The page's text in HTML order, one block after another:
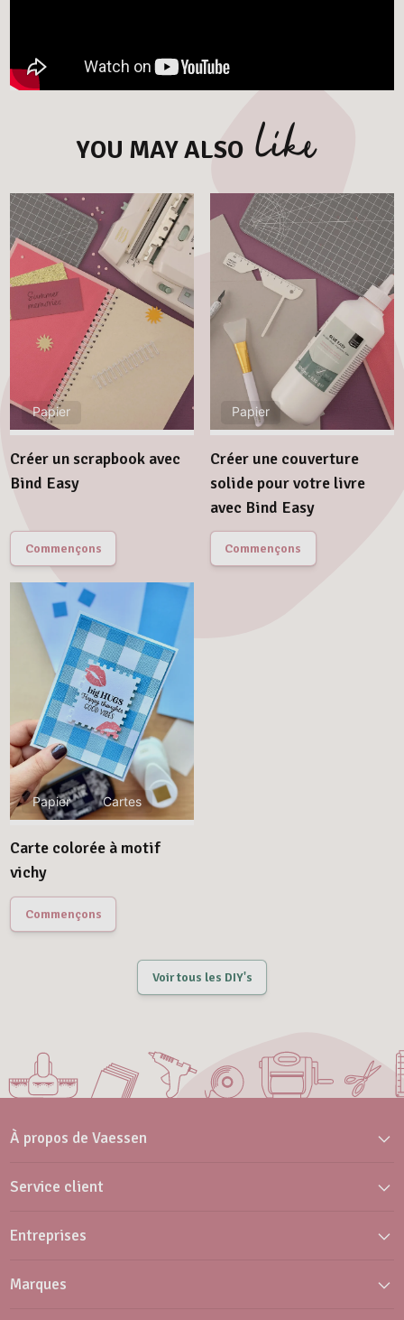
YOU MAY ALSO like
Papier
Créer un scrapbook avec
Bind Easy
Commençons
Papier
Créer une couverture
solide pour votre livre
avec Bind Easy
Commençons
Papier Cartes
Carte colorée à motif
vichy
Commençons
Voir tous les DIY's
À propos de Vaessen
Service client
Entreprises
Marques